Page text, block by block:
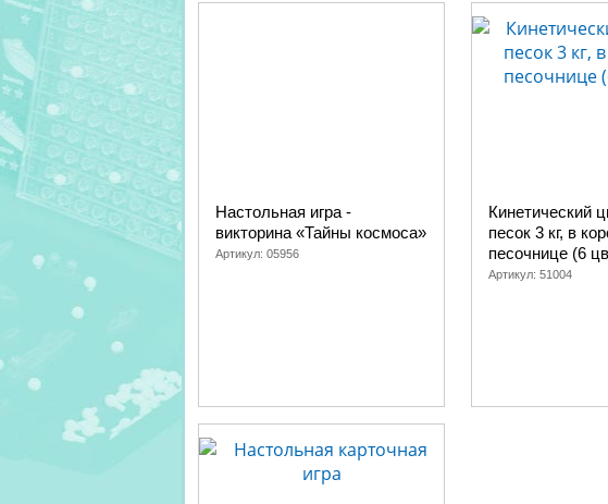
Настольная игра -
викторина «Тайны космоса»
Артикул: 05956
Кинетический
песок 3 кг, в
песочнице (6
Артикул: 51004